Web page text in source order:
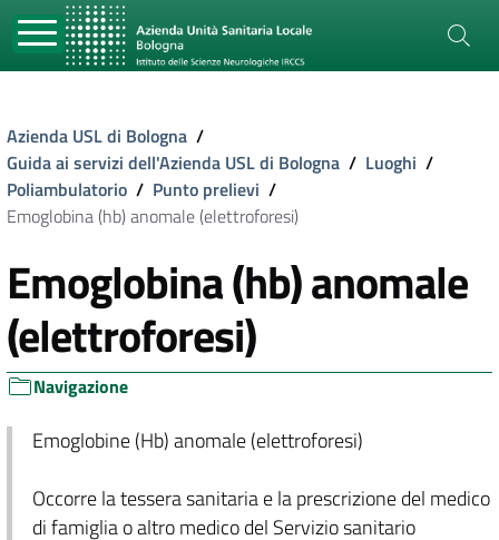
Azienda USL di Bologna /
Guida ai servizi dell'Azienda USL di Bologna / Luoghi /
Poliambulatorio / Punto prelievi /
Emoglobina (hb) anomale (elettroforesi)
Emoglobina (hb) anomale
(elettroforesi)
Navigazione
Emoglobine (Hb) anomale (elettroforesi)
Occorre la tessera sanitaria e la prescrizione del medico
di famiglia o altro medico del Servizio sanitario